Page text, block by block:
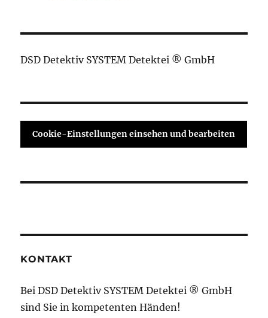
DSD Detektiv SYSTEM Detektei ® GmbH
Cookie-Einstellungen einsehen und bearbeiten
KONTAKT
Bei DSD Detektiv SYSTEM Detektei ® GmbH
sind Sie in kompetenten Händen!